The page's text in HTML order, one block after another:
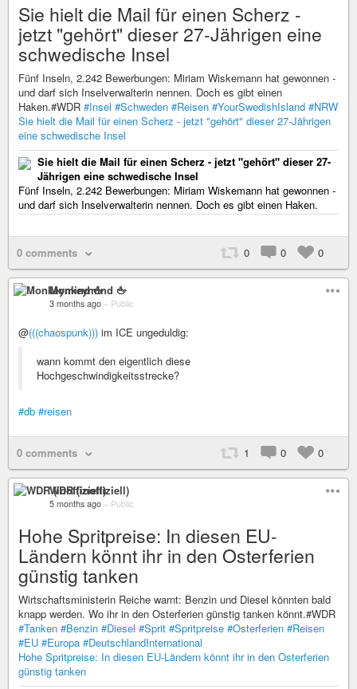
Sie hielt die Mail für einen Scherz -
jetzt "gehört" dieser 27-Jährigen eine
schwedische Insel
Fünf Inseln, 2.242 Bewerbungen: Miriam Wiskemann hat gewonnen -
und darf sich Inselverwalterin nennen. Doch es gibt einen
Haken.#WDR #Insel #Schweden #Reisen #YourSwedishIsland #NRW
Sie hielt die Mail für einen Scherz - jetzt "gehört" dieser 27-Jährigen
eine schwedische Insel
Sie hielt die Mail für einen Scherz - jetzt "gehört" dieser 27-
Jährigen eine schwedische Insel
Fünf Inseln, 2.242 Bewerbungen: Miriam Wiskemann hat gewonnen -
und darf sich Inselverwalterin nennen. Doch es gibt einen Haken.
0 comments 0 0 0
Monkeymind 🖕
3 months ago – Public
@(((chaospunk))) im ICE ungeduldig:
wann kommt den eigentlich diese
Hochgeschwindigkeitsstrecke?
#db #reisen
0 comments 1 0 0
WDR (inoffiziell)
5 months ago – Public
Hohe Spritpreise: In diesen EU-
Ländern könnt ihr in den Osterferien
günstig tanken
Wirtschaftsministerin Reiche warnt: Benzin und Diesel könnten bald
knapp werden. Wo ihr in den Osterferien günstig tanken könnt.#WDR
#Tanken #Benzin #Diesel #Sprit #Spritpreise #Osterferien #Reisen
#EU #Europa #DeutschlandInternational
Hohe Spritpreise: In diesen EU-Ländern könnt ihr in den Osterferien
günstig tanken